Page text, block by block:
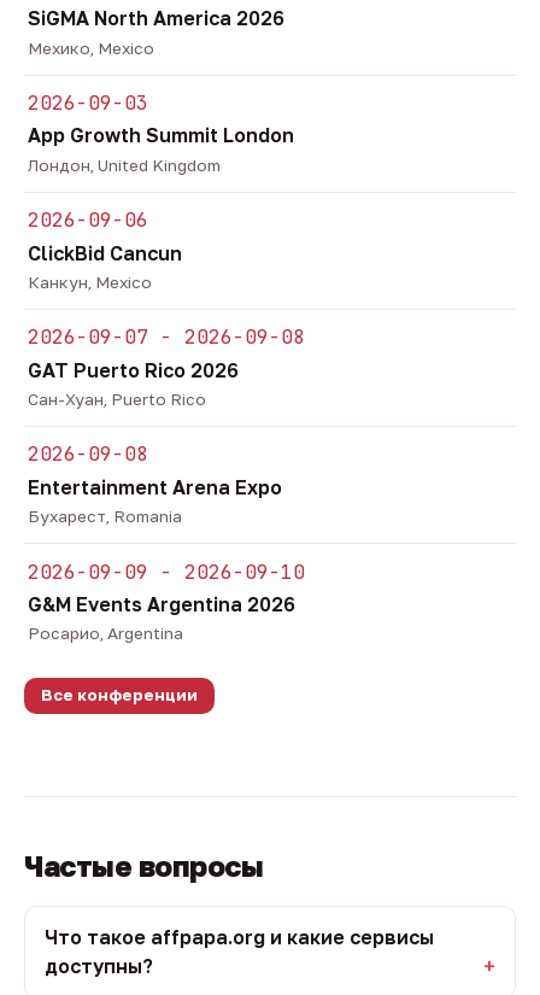
SiGMA North America 2026
Мехико, Mexico
2026-09-03
App Growth Summit London
Лондон, United Kingdom
2026-09-06
ClickBid Cancun
Канкун, Mexico
2026-09-07 - 2026-09-08
GAT Puerto Rico 2026
Сан-Хуан, Puerto Rico
2026-09-08
Entertainment Arena Expo
Бухарест, Romania
2026-09-09 - 2026-09-10
G&M Events Argentina 2026
Росарио, Argentina
Все конференции
Частые вопросы
Что такое affpapa.org и какие сервисы
доступны?